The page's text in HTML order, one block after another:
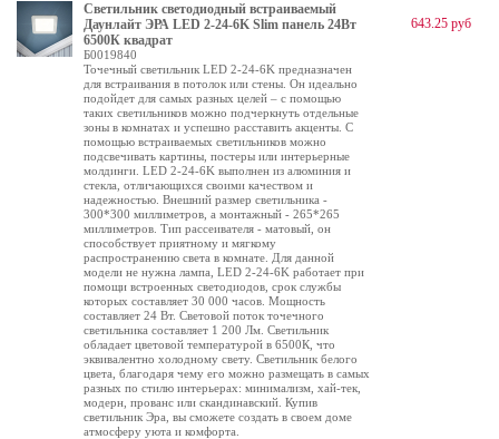
Светильник светодиодный встраиваемый
Даунлайт ЭРА LED 2-24-6K Slim панель 24Вт
6500К квадрат
Б0019840
Точечный светильник LED 2-24-6K предназначен
для встраивания в потолок или стены. Он идеально
подойдет для самых разных целей – с помощью
таких светильников можно подчеркнуть отдельные
зоны в комнатах и успешно расставить акценты. С
помощью встраиваемых светильников можно
подсвечивать картины, постеры или интерьерные
молдинги. LED 2-24-6K выполнен из алюминия и
стекла, отличающихся своими качеством и
надежностью. Внешний размер светильника -
300*300 миллиметров, а монтажный - 265*265
миллиметров. Тип рассеивателя - матовый, он
способствует приятному и мягкому
распространению света в комнате. Для данной
модели не нужна лампа, LED 2-24-6K работает при
помощи встроенных светодиодов, срок службы
которых составляет 30 000 часов. Мощность
составляет 24 Вт. Световой поток точечного
светильника составляет 1 200 Лм. Светильник
обладает цветовой температурой в 6500К, что
эквивалентно холодному свету. Светильник белого
цвета, благодаря чему его можно размещать в самых
разных по стилю интерьерах: минимализм, хай-тек,
модерн, прованс или скандинавский. Купив
светильник Эра, вы сможете создать в своем доме
атмосферу уюта и комфорта.
643.25 руб